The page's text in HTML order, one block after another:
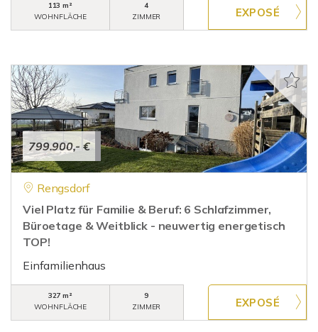
113 m²
WOHNFLÄCHE
4
ZIMMER
799.900,- €
Rengsdorf
Viel Platz für Familie & Beruf: 6 Schlafzimmer,
Büroetage & Weitblick - neuwertig energetisch
TOP!
Einfamilienhaus
327 m²
WOHNFLÄCHE
9
ZIMMER